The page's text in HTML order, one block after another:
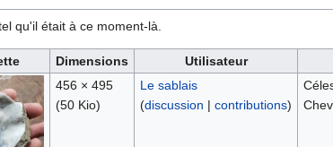
qu'il était à ce moment-là.
Dimensions Utilisateur
456 × 495
(50 Kio)
Le sablais
(discussion | contributions)